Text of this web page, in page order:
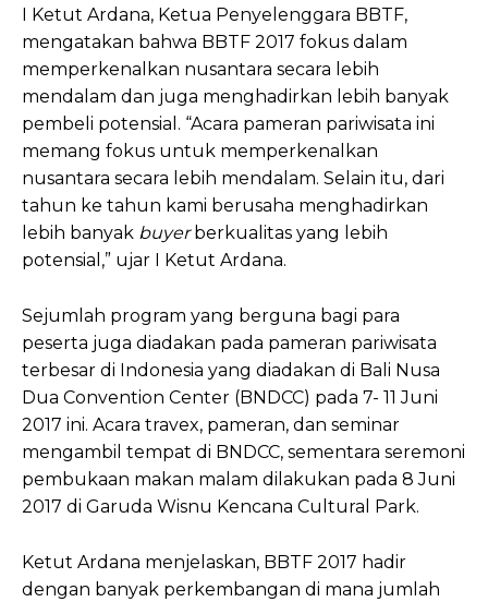
I Ketut Ardana, Ketua Penyelenggara BBTF,
mengatakan bahwa BBTF 2017 fokus dalam
memperkenalkan nusantara secara lebih
mendalam dan juga menghadirkan lebih banyak
pembeli potensial. “Acara pameran pariwisata ini
memang fokus untuk memperkenalkan
nusantara secara lebih mendalam. Selain itu, dari
tahun ke tahun kami berusaha menghadirkan
lebih banyak buyerberkualitas yang lebih
potensial,” ujar I Ketut Ardana.
Sejumlah program yang berguna bagi para
peserta juga diadakan pada pameran pariwisata
terbesar di Indonesia yang diadakan di Bali Nusa
Dua Convention Center (BNDCC) pada 7- 11 Juni
2017 ini. Acara travex, pameran, dan seminar
mengambil tempat di BNDCC, sementara seremoni
pembukaan makan malam dilakukan pada 8 Juni
2017 di Garuda Wisnu Kencana Cultural Park.
Ketut Ardana menjelaskan, BBTF 2017 hadir
dengan banyak perkembangan di mana jumlah